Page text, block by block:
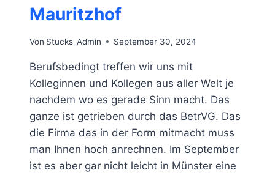
Mauritzhof
Von Stucks_Admin September 30, 2024
Berufsbedingt treffen wir uns mit
Kolleginnen und Kollegen aus aller Welt je
nachdem wo es gerade Sinn macht. Das
ganze ist getrieben durch das BetrVG. Das
die Firma das in der Form mitmacht muss
man Ihnen hoch anrechnen. Im September
ist es aber gar nicht leicht in Münster eine